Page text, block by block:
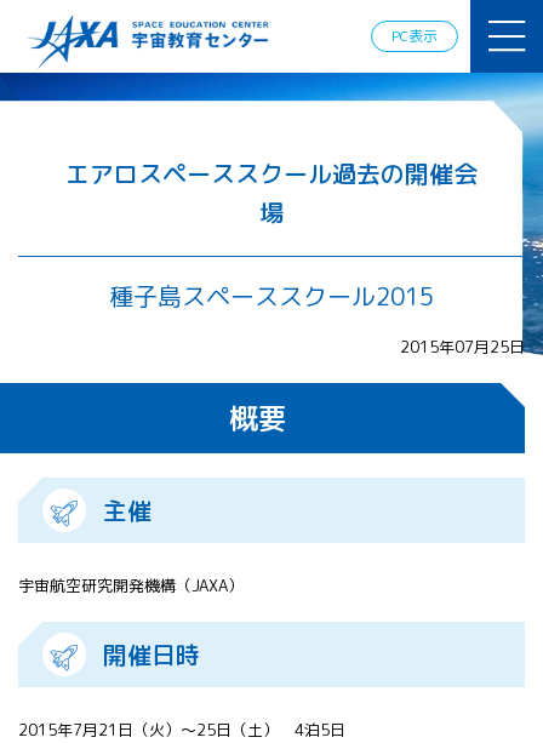
PC表示
ミー
ロスペース
情報の発
信
宇宙を活用
体験的学
際）
APRSAF（ア
ジア太平洋
地域宇宙機
APRSAFポス
ターコンテ
エアロスペーススクール過去の開催会
場
種子島スペーススクール2015
2015年07月25日
概要
主催
宇宙航空研究開発機構（JAXA）
開催日時
2015年7月21日（火）～25日（土） 4泊5日